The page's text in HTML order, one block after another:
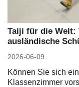
Taiji für die Welt:
ausländische
2026-06-09
Können Sie sich
Klassenzimmer